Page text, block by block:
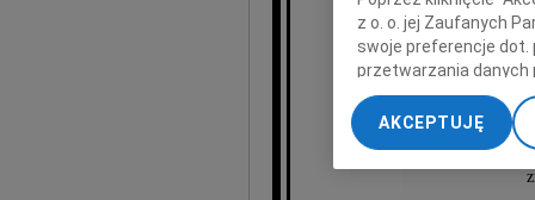
głęboko
erudyty,
który z
z o. o. jej Zaufanych
swoje preferencje dot.
przetwarzania danych
„Ustawienia
My, nasi Zaufani
dokładnych danych
Przechowywanie
AKCEPTUJĘ